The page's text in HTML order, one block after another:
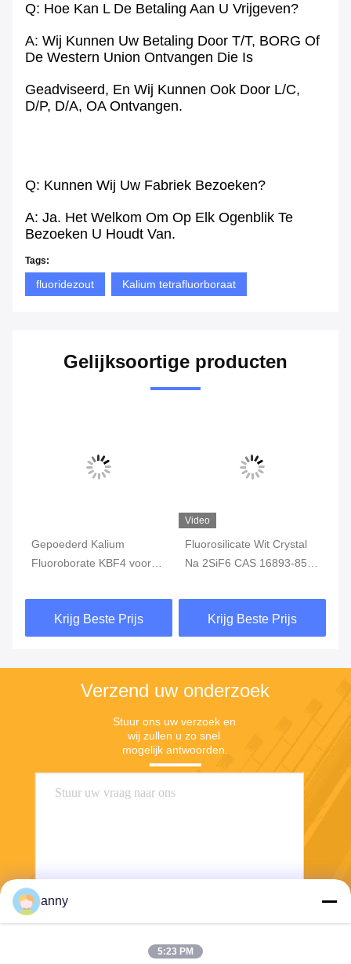
Q: Hoe Kan L De Betaling Aan U Vrijgeven?
A: Wij Kunnen Uw Betaling Door T/T, BORG Of
De Western Union Ontvangen Die Is
Geadviseerd, En Wij Kunnen Ook Door L/C,
D/P, D/A, OA Ontvangen.
Q: Kunnen Wij Uw Fabriek Bezoeken?
A: Ja. Het Welkom Om Op Elk Ogenblik Te
Bezoeken U Houdt Van.
Tags:
fluoridezout Kalium tetrafluorboraat
Gelijksoortige producten
Gepoederd Kalium
Fluoroborate KBF4 voor
Krijg Beste Prijs
Video
Fluorosilicate Wit Crystal
Na 2SiF6 CAS 16893-85-9
Zuiverheids99% Natrium
Krijg Beste Prijs
Verzend uw onderzoek
Stuur ons uw verzoek en
wij zullen u zo snel
mogelijk antwoorden.
anny
5:23 PM